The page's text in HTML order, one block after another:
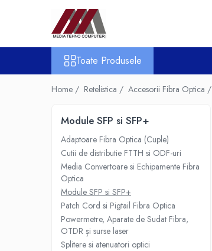
Toate Produsele
Accesorii PC & Software
Unitati Optice Externe
Toate Produsele
Home / Retelistica / Accesorii Fibra Optica /
Module SFP si SFP+
Adaptoare Fibra Optica (Cuple)
Cutii de distributie FTTH si ODF-uri
Media Convertoare si Echipamente Fibra
Optica
Module SFP si SFP+
Patch Cord si Pigtail Fibra Optica
Powermetre, Aparate de Sudat Fibra,
OTDR și surse laser
Splitere si atenuatori optici